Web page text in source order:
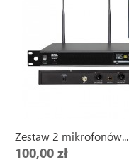
Zestaw 2 mikrofonów...
100,00 zł